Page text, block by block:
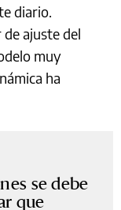
diario.
de ajuste del
muy
ha
se debe
que